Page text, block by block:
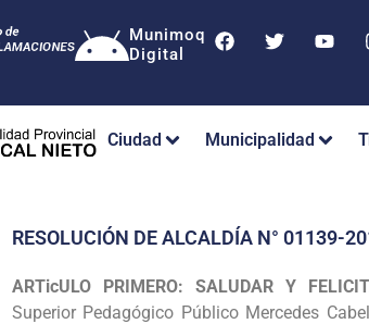
Munimoq
Digital
Ciudad Municipalidad
RESOLUCIÓN DE ALCALDÍA N° 01139-
ARTicULO PRIMERO: SALUDAR Y
Superior Pedagógico Público Mercedes